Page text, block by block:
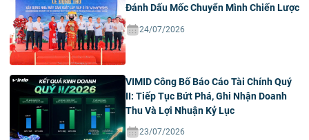
Đánh Dấu Mốc Chuyển Mình Chiến Lược
24/07/2026
VIMID Công Bố Báo Cáo Tài Chính Quý
II: Tiếp Tục Bứt Phá, Ghi Nhận Doanh
Thu Và Lợi Nhuận Kỷ Lục
23/07/2026